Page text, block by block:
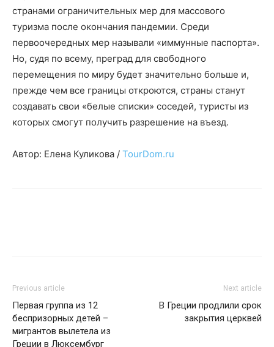
странами ограничительных мер для массового
туризма после окончания пандемии. Среди
первоочередных мер называли «иммунные паспорта».
Но, судя по всему, преград для свободного
перемещения по миру будет значительно больше и,
прежде чем все границы откроются, страны станут
создавать свои «белые списки» соседей, туристы из
которых смогут получить разрешение на въезд.
Автор: Елена Куликова / TourDom.ru
Previous article
Первая группа из 12
беспризорных детей –
мигрантов вылетела из
Греции в Люксембург
Next article
В Греции продлили срок
закрытия церквей